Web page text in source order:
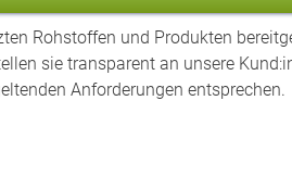
Rohstoffen und Produkten
sie transparent an unsere
Anforderungen entsprechen.